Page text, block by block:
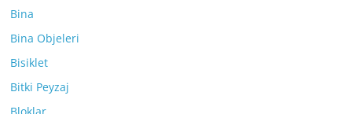
Bina
Bina Objeleri
Bisiklet
Bitki Peyzaj